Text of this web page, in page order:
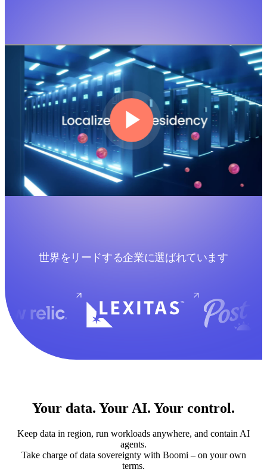
世界をリードする企業に選ばれています
Your data. Your AI. Your control.
Keep data in region, run workloads anywhere, and contain AI
agents.
Take charge of data sovereignty with Boomi – on your own
terms.